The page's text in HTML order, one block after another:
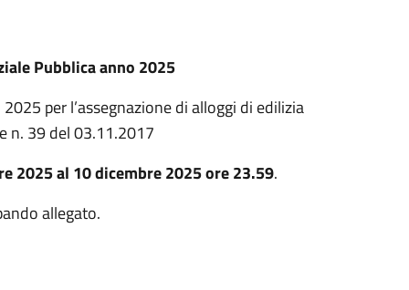
Pubblica anno 2025
per l’assegnazione di alloggi di edilizia
n. 39 del 03.11.2017
2025 al 10 dicembre 2025 ore 23.59.
allegato.